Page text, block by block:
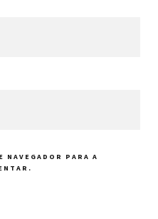
NAVEGADOR PARA A